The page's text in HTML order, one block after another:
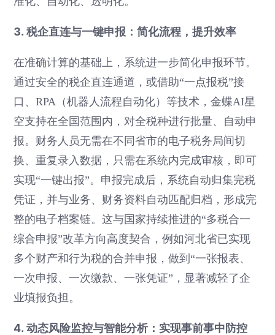
3. 税企直连与一键申报：简化流程，提升效率
在准确计算的基础上，系统进一步简化申报环节。
通过安全的税企直连通道，或借助“一点报税”接
口、RPA（机器人流程自动化）等技术，金蝶AI星
空支持在全国范围内，对全税种进行批量、自动申
报。财务人员无需在不同省市的电子税务局间切
换、重复录入数据，只需在系统内完成审核，即可
实现“一键出报”。申报完成后，系统自动归集完税
凭证，并与业务、财务资料自动匹配归档，形成完
整的电子档案链。这与国家持续推进的“多税合一
综合申报”改革方向高度契合，例如河北省已实现
多个财产和行为税的合并申报，做到“一张报表、
一次申报、一次缴款、一张凭证”，显著减轻了企
业填报负担。
4. 动态风险监控与智能分析：实现事前事中防控